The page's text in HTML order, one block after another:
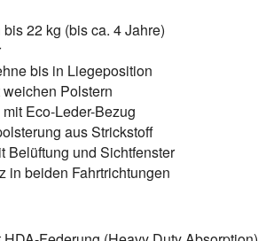
22 kg (bis ca. 4 Jahre)
bis in Liegeposition
Polstern
Eco-Leder-Bezug
aus Strickstoff
Belüftung und Sichtfenster
in beiden Fahrtrichtungen